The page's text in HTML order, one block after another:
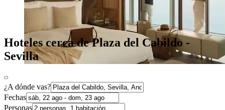
Hoteles cerca de Plaza del Cabildo -
Sevilla
¿A dónde vas?
Fechas
Personas